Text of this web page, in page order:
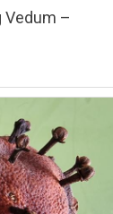
Vedum –